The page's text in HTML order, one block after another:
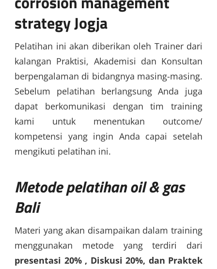
strategy Jogja
Pelatihan ini akan diberikan oleh Trainer dari
kalangan Praktisi, Akademisi dan Konsultan
berpengalaman di bidangnya masing-masing.
Sebelum pelatihan berlangsung Anda juga
dapat berkomunikasi dengan tim training
kami untuk menentukan outcome/
kompetensi yang ingin Anda capai setelah
mengikuti pelatihan ini.
Metodepelatihan oil & gas
Bali
Materi yang akan disampaikan dalam training
menggunakan metode yang terdiri dari
presentasi 20% , Diskusi 20%, dan Praktek